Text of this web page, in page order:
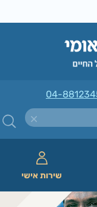
04-
שירות אישי